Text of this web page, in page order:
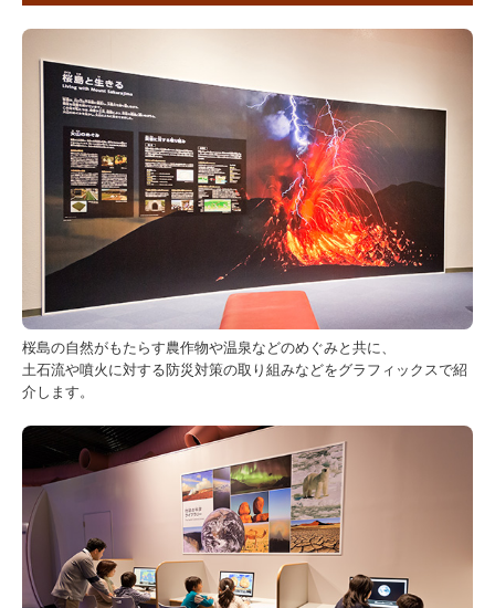
桜島の自然がもたらす農作物や温泉などのめぐみと共に、
土石流や噴火に対する防災対策の取り組みなどをグラフィックスで紹
介します。